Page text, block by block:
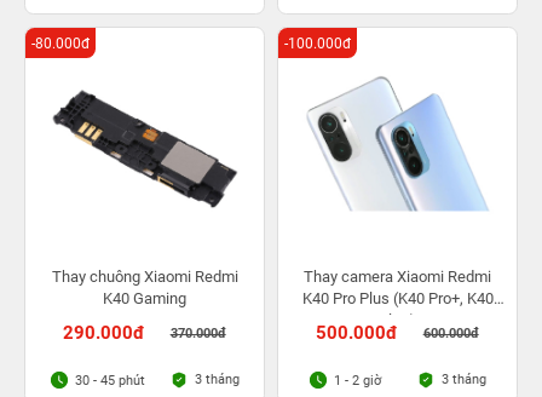
Thay chuông Xiaomi Redmi
K40 Gaming
290.000đ 370.000đ
-80.000đ
30 - 45 phút 3 tháng
Thay camera Xiaomi Redmi
K40 Pro Plus (K40 Pro+, K40
Ultra)
500.000đ 600.000đ
-100.000đ
1 - 2 giờ 3 tháng